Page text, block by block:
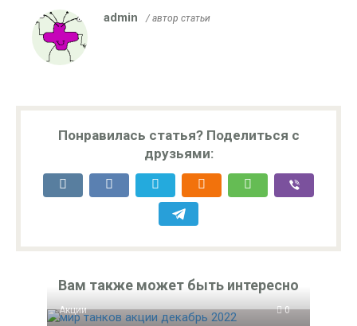
admin / автор статьи
Понравилась статья? Поделиться с
друзьями:
Вам также может быть интересно
Акции 0